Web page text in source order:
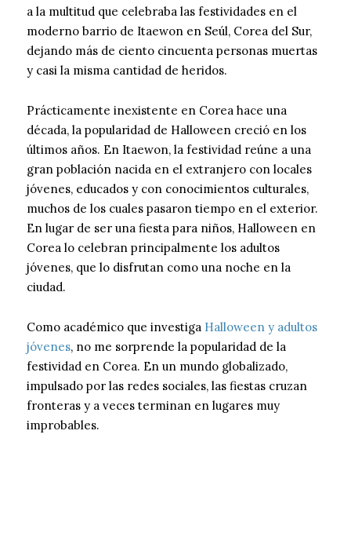
a la multitud que celebraba las festividades en el
moderno barrio de Itaewon en Seúl, Corea del Sur,
dejando más de ciento cincuenta personas muertas
y casi la misma cantidad de heridos.
Prácticamente inexistente en Corea hace una
década, la popularidad de Halloween creció en los
últimos años. En Itaewon, la festividad reúne a una
gran población nacida en el extranjero con locales
jóvenes, educados y con conocimientos culturales,
muchos de los cuales pasaron tiempo en el exterior.
En lugar de ser una fiesta para niños, Halloween en
Corea lo celebran principalmente los adultos
jóvenes, que lo disfrutan como una noche en la
ciudad.
Como académico que investiga Halloween y adultos
jóvenes, no me sorprende la popularidad de la
festividad en Corea. En un mundo globalizado,
impulsado por las redes sociales, las fiestas cruzan
fronteras y a veces terminan en lugares muy
improbables.